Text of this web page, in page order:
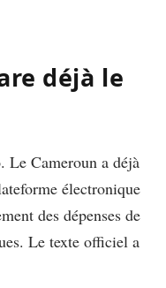
déjà le
Le Cameroun a déjà
électronique
des dépenses de
Le texte officiel a